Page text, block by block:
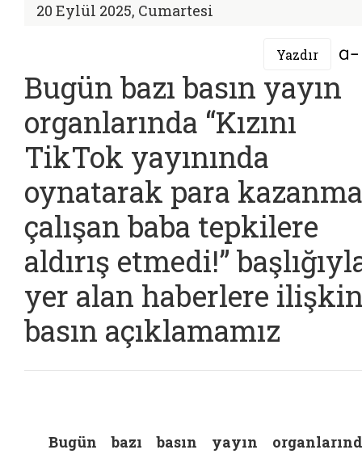
20 Eylül 2025, Cumartesi
Yazdır
Bugün bazı basın yayın
organlarında “Kızını
TikTok yayınında
oynatarak para
çalışan baba tepkilere
aldırış etmedi!”
yer alan haberlere
basın açıklamamız
Bugün bazı basın yayın